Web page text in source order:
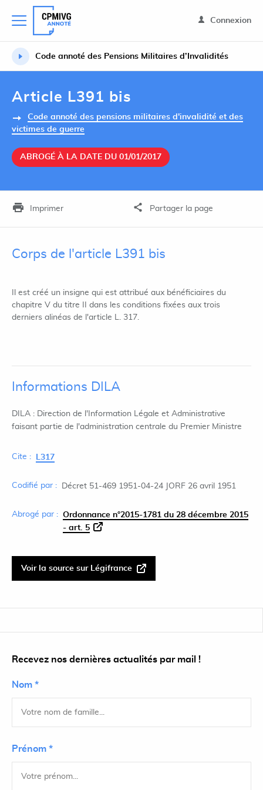
Connexion
Code annoté des Pensions Militaires d’Invalidités
Article L391 bis
Code annoté des pensions militaires d'invalidité et des
victimes de guerre
ABROGÉ À LA DATE DU 01/01/2017
Imprimer Partager la page
Corps de l'article L391 bis
Il est créé un insigne qui est attribué aux bénéficiaires du
chapitre V du titre II dans les conditions fixées aux trois
derniers alinéas de l'article L. 317.
Informations DILA
DILA : Direction de l'Information Légale et Administrative
faisant partie de l'administration centrale du Premier Ministre
Cite : L317
Codifié par : Décret 51-469 1951-04-24 JORF 26 avril 1951
Abrogé par : Ordonnance n°2015-1781 du 28 décembre 2015
- art. 5
Voir la source sur Légifrance
Recevez nos dernières actualités par mail !
Nom *
Prénom *